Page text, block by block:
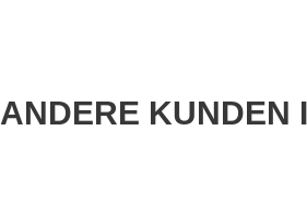
ANDERE KUNDEN